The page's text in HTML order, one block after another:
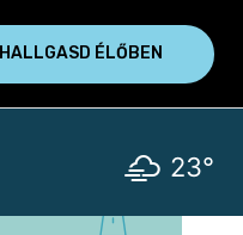
HALLGASD ÉLŐBEN
23°